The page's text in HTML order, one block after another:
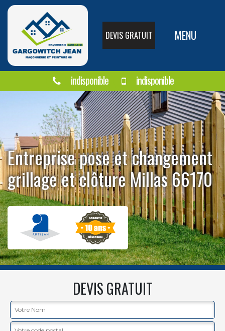
DEVIS GRATUIT MENU
indisponible indisponible
Entreprise pose et changement
grillage et clôture Millas 66170
DEVIS GRATUIT